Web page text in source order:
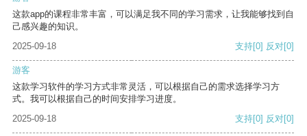
这款app的课程非常丰富，可以满足我不同的学习需求，让我能够找到自
己感兴趣的知识。
2025-09-18
支持[0] 反对[0]
游客
这款学习软件的学习方式非常灵活，可以根据自己的需求选择学习方
式。我可以根据自己的时间安排学习进度。
2025-09-18
支持[0] 反对[0]